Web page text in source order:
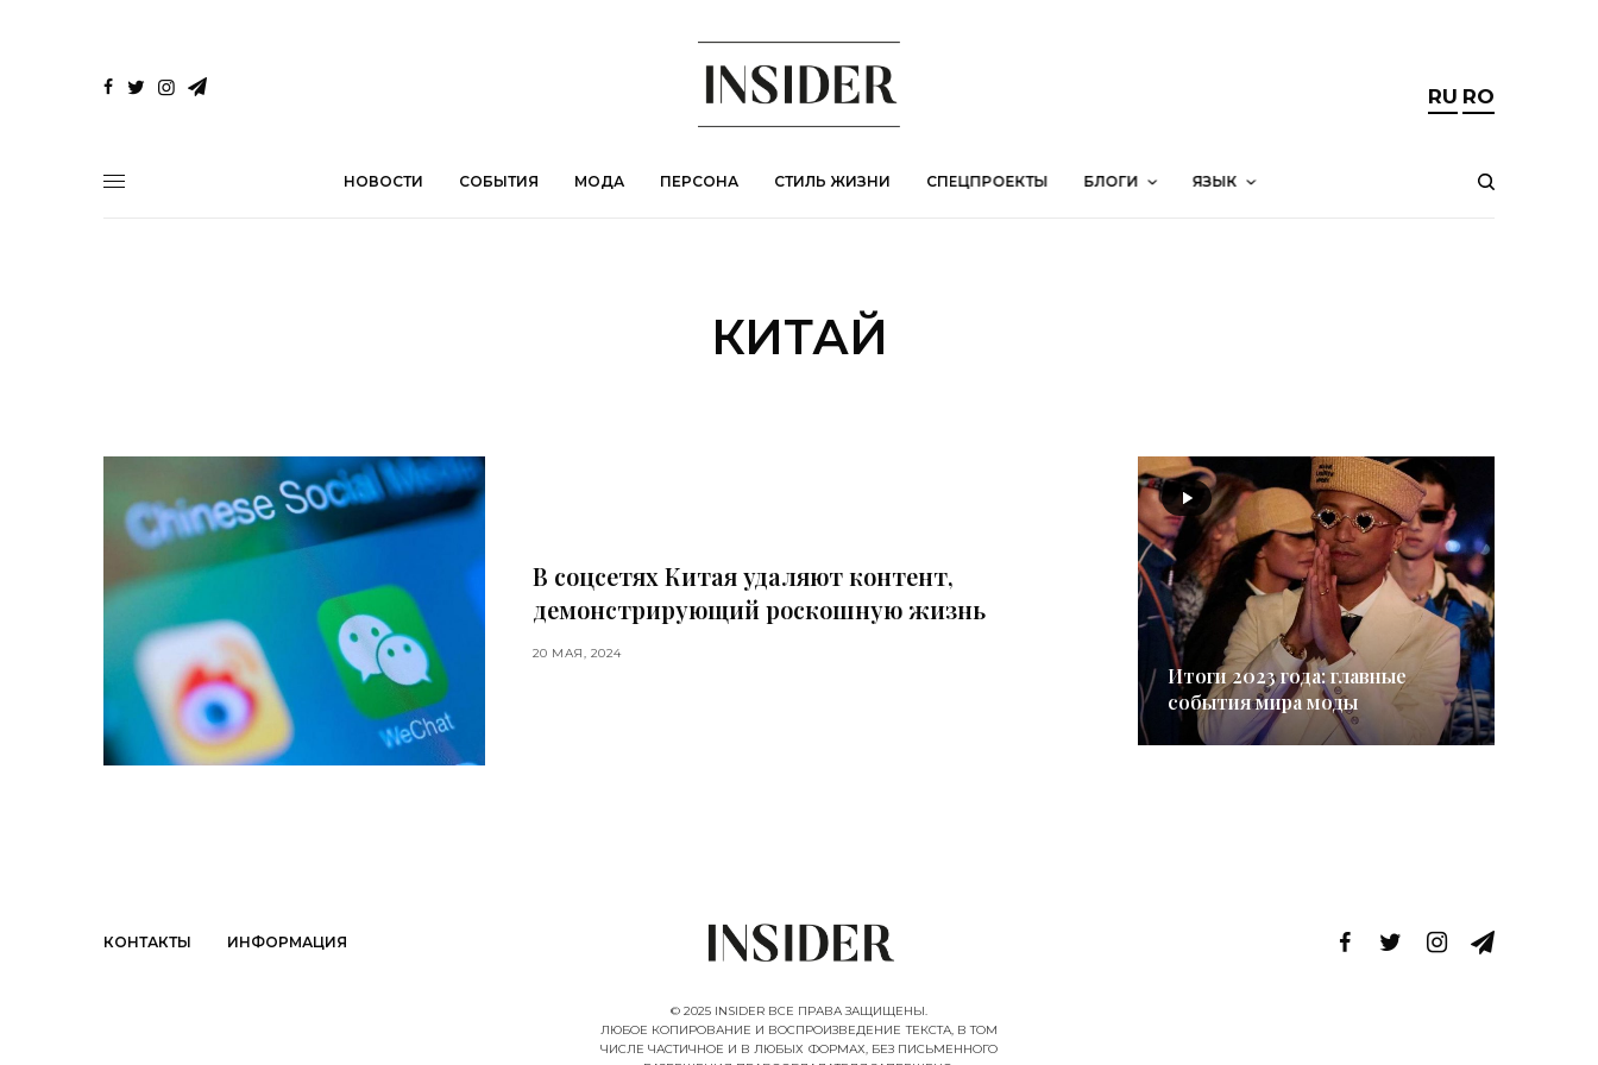
RU RO
НОВОСТИ СОБЫТИЯ МОДА ПЕРСОНА СТИЛЬ ЖИЗНИ СПЕЦПРОЕКТЫ БЛОГИ ЯЗЫК
КИТАЙ
В соцсетях Китая удаляют контент,
демонстрирующий роскошную жизнь
20 МАЯ, 2024
Итоги 2023 года: главные
события мира моды
КОНТАКТЫ ИНФОРМАЦИЯ
© 2025 INSIDER ВСЕ ПРАВА ЗАЩИЩЕНЫ.
ЛЮБОЕ КОПИРОВАНИЕ И ВОСПРОИЗВЕДЕНИЕ ТЕКСТА, В ТОМ
ЧИСЛЕ ЧАСТИЧНОЕ И В ЛЮБЫХ ФОРМАХ, БЕЗ ПИСЬМЕННОГО